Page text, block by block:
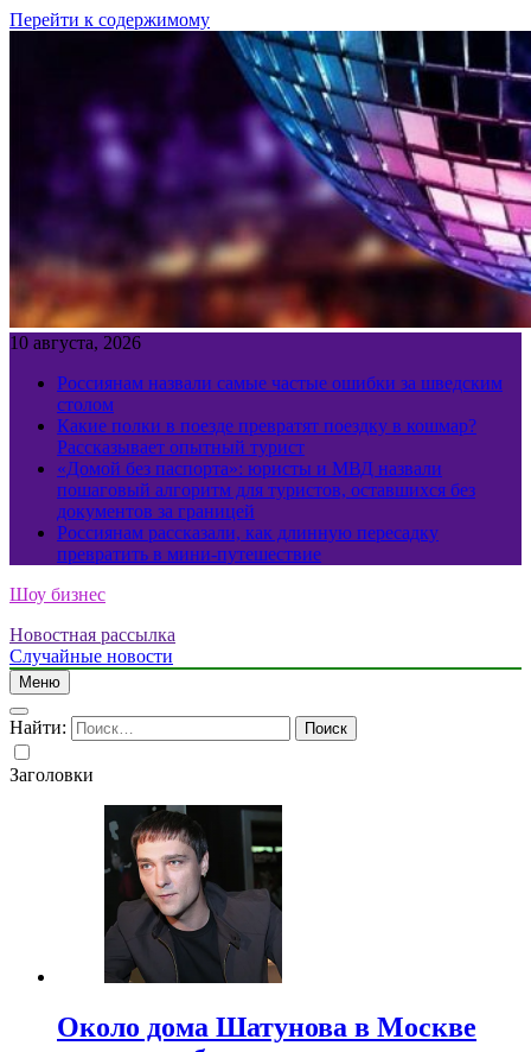
Перейти к содержимому
10 августа, 2026
Россиянам назвали самые частые ошибки за шведским
столом
Какие полки в поезде превратят поездку в кошмар?
Рассказывает опытный турист
«Домой без паспорта»: юристы и МВД назвали
пошаговый алгоритм для туристов, оставшихся без
документов за границей
Россиянам рассказали, как длинную пересадку
превратить в мини-путешествие
Шоу бизнес
Новостная рассылка
Случайные новости
Меню
Найти:
Заголовки
Около дома Шатунова в Москве